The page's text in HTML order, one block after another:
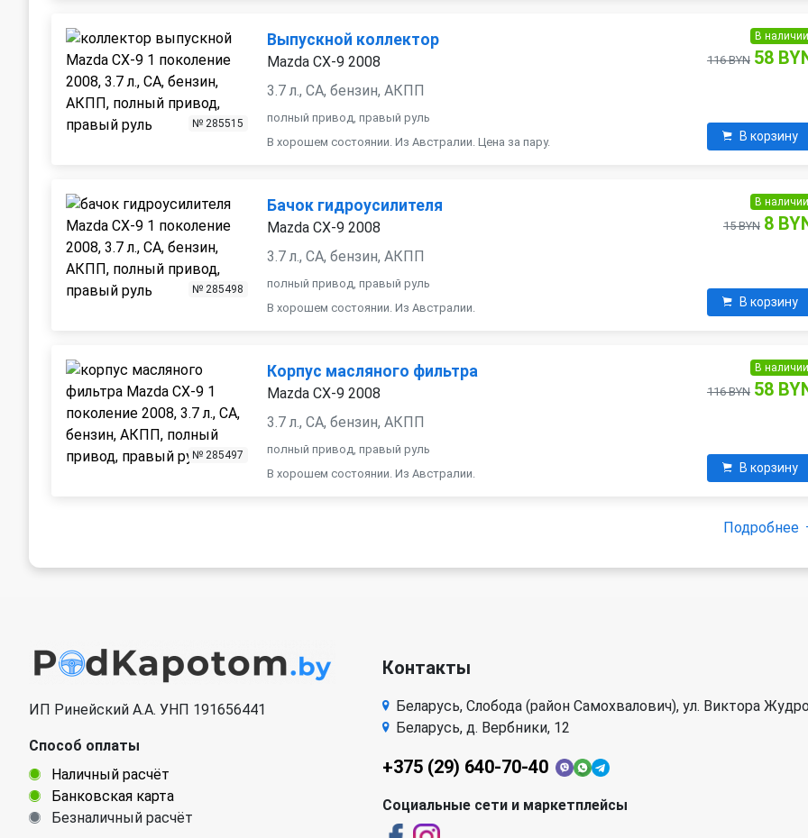
№ 285515
Выпускной коллектор
Mazda CX-9 2008
3.7 л., CA, бензин, АКПП
полный привод, правый руль
В хорошем состоянии. Из Австралии. Цена за пару.
В наличии
116 BYN 58
В корзину
№ 285498
Бачок гидроусилителя
Mazda CX-9 2008
3.7 л., CA, бензин, АКПП
полный привод, правый руль
В хорошем состоянии. Из Австралии.
В наличии
15 BYN 8
В корзину
№ 285497
Корпус масляного фильтра
Mazda CX-9 2008
3.7 л., CA, бензин, АКПП
полный привод, правый руль
В хорошем состоянии. Из Австралии.
В наличии
116 BYN 58
В корзину
Подробнее
ИП Ринейский А.А. УНП 191656441
Способ оплаты
Наличный расчёт
Банковская карта
Безналичный расчёт
Контакты
Беларусь, Слобода (район Самохвалович), ул. Виктора
Беларусь, д. Вербники, 12
+375 (29) 640-70-40
Социальные сети и маркетплейсы